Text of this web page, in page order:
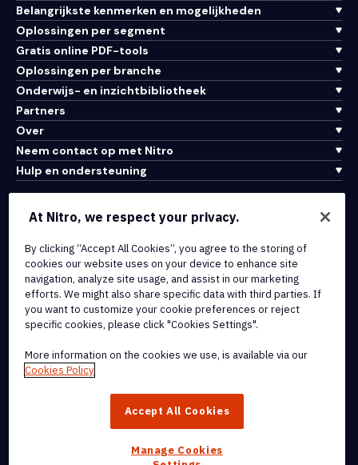
Belangrijkste kenmerken en mogelijkheden
Oplossingen per segment
Gratis online PDF-tools
Oplossingen per branche
Onderwijs- en inzichtbibliotheek
Partners
Over
Neem contact op met Nitro
Hulp en ondersteuning
Integraties en API-connectiviteit
Cookiebeleid
Copyrightbeleid
Alle voorwaarden en beleidsmaatregelen
© 2026 Nitro Software, Inc. Inc. Alle rechten voorbehouden.
Nitro, het Nitro-logo, Nitro Productivity Platform, Nitro PDF Pro, Nitro
dochterondernemingen in de Verenigde Staten en/of andere
At Nitro, we respect your privacy.
By clicking “Accept All Cookies”, you agree to the storing of
cookies our website uses on your device to enhance site
navigation, analyze site usage, and assist in our marketing
efforts. We might also share specific data with third parties. If
you want to customize your cookie preferences or reject
specific cookies, please click "Cookies Settings".
More information on the cookies we use, is available via our
Cookies Policy
Accept All Cookies
Manage Cookies